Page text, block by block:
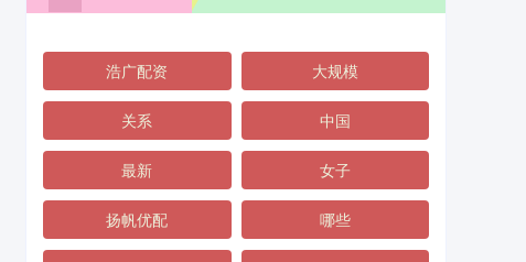
浩广配资 大规模
关系 中国
最新 女子
扬帆优配 哪些